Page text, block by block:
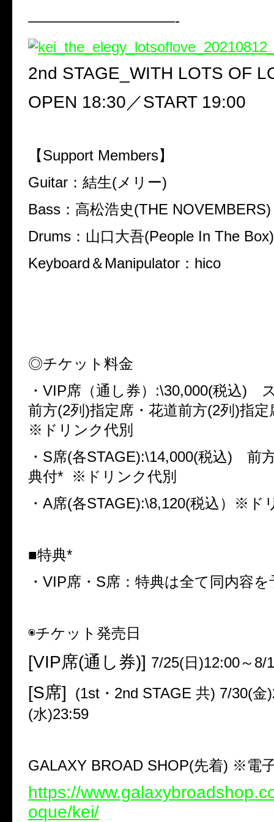
——————————-
2nd STAGE_WITH LOTS OF
OPEN 18:30 ／START 19:00
【Support Members】
Guitar ：結生(メリー)
Bass ：高松浩史(THE NOVEMBERS)
Drums ：山口大吾(People In The Box)
Keyboard ＆ Manipulator ： hico
◎チケット料金
・ VIP席（通し券） :\30,000(税込)
前方(2列 )指定席・花道前方(2列 )指定
※ドリンク代別
・ S席(各STAGE):\14,000(税込) 前
典付*
※ドリンク代別
・ A席(各STAGE):\8,120(税込）※ド
■特典*
・ VIP席・ S席：特典は全て同内容を
◉チケット発売日
[VIP席(通し券)] 7/25(日)12:00～ 8/
[S席] (1st ・ 2nd STAGE 共) 7/30(金
(水)23:59
GALAXY BROAD SHOP(先着) ※電
https://
oque/kei/